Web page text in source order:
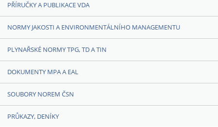
PŘÍRUČKY A PUBLIKACE VDA
NORMY JAKOSTI A ENVIRONMENTÁLNÍHO MANAGEMENTU
PLYNAŘSKÉ NORMY TPG, TD A TIN
DOKUMENTY MPA A EAL
SOUBORY NOREM ČSN
PRŮKAZY, DENÍKY